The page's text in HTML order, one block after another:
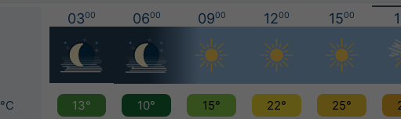
0300 0600 0900 1200 1500
°C 13° 10° 15° 22° 25°